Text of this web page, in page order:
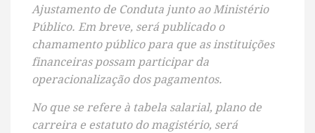
Ajustamento de Conduta junto ao Ministério
Público. Em breve, será publicado o
chamamento público para que as instituições
financeiras possam participar da
operacionalização dos pagamentos.
No que se refere à tabela salarial, plano de
carreira e estatuto do magistério, será